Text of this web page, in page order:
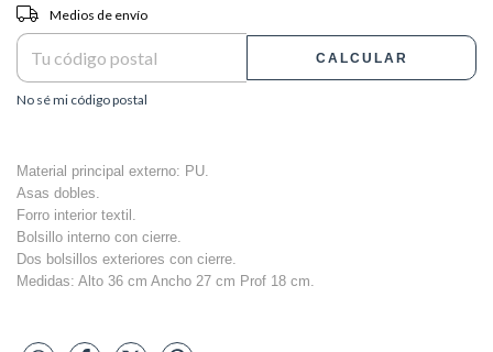
Entregas para el CP:
Medios de envío
CALCULAR
No sé mi código postal
Material principal externo: PU.
Asas dobles.
Forro interior textil.
Bolsillo interno con cierre.
Dos bolsillos exteriores con cierre.
Medidas: Alto 36 cm Ancho 27 cm Prof 18 cm.